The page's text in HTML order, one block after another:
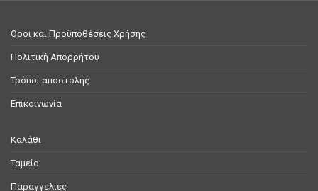
Όροι και Προϋποθέσεις Χρήσης
Πολιτική Απορρήτου
Τρόποι αποστολής
Επικοινωνία
Καλάθι
Ταμείο
Παραγγελίες